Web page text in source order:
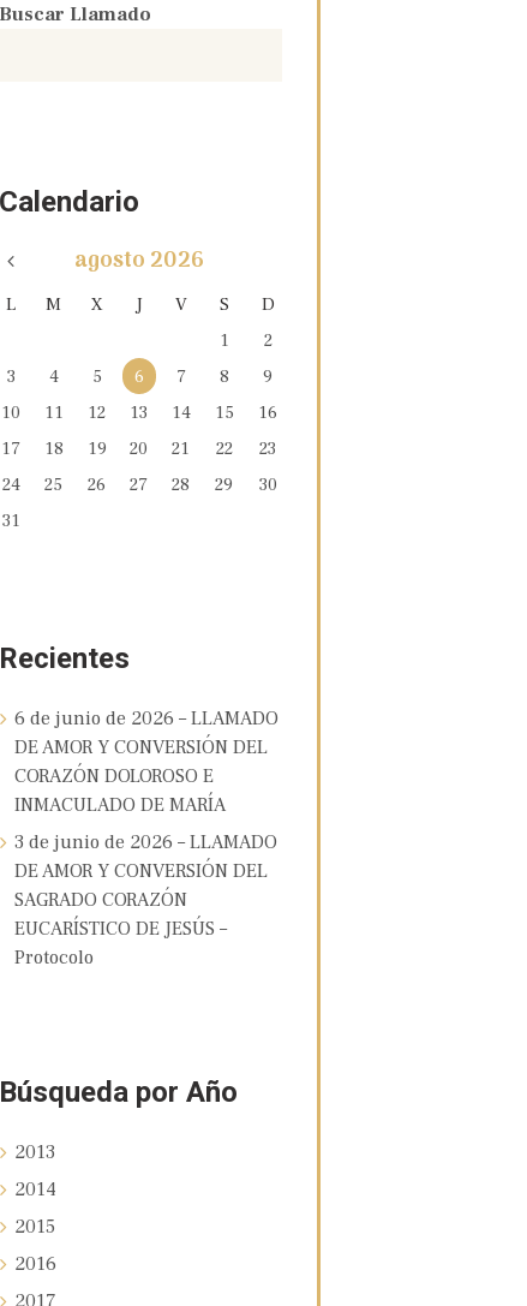
Buscar Llamado
Calendario
agosto 2026
L M X J V S
D
1
2
3
4 5 6 7 8
9
10
11 12 13 14 15
16
17
18 19 20 21 22
23
24
25 26 27 28 29
30
31
Recientes
6 de junio de 2026 – LLAMADO
DE AMOR Y CONVERSIÓN DEL
CORAZÓN DOLOROSO E
INMACULADO DE MARÍA
3 de junio de 2026 – LLAMADO
DE AMOR Y CONVERSIÓN DEL
SAGRADO CORAZÓN
EUCARÍSTICO DE JESÚS –
Protocolo
Búsqueda por Año
2013
2014
2015
2016